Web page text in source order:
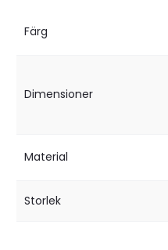
Färg
Dimensioner
Material
Storlek